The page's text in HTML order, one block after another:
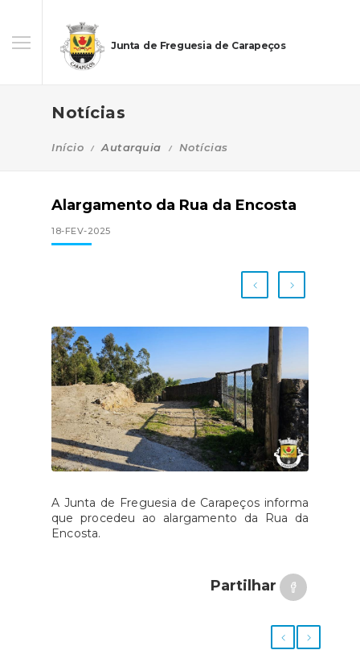
Junta de Freguesia de Carapeços
Notícias
Início Autarquia Notícias
Alargamento da Rua da Encosta
18-FEV-2025
A Junta de Freguesia de Carapeços informa
que procedeu ao alargamento da Rua da
Encosta.
Partilhar